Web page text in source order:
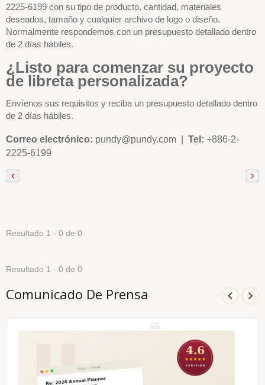
2225-6199 con su tipo de producto, cantidad, materiales
deseados, tamaño y cualquier archivo de logo o diseño.
Normalmente respondemos con un presupuesto detallado dentro
de 2 días hábiles.
¿Listo para comenzar su proyecto
de libreta personalizada?
Envíenos sus requisitos y reciba un presupuesto detallado dentro
de 2 días hábiles.
Correo electrónico: pundy@pundy.com | Tel: +886-2-
2225-6199
Resultado 1 - 0 de 0
Resultado 1 - 0 de 0
Comunicado De Prensa